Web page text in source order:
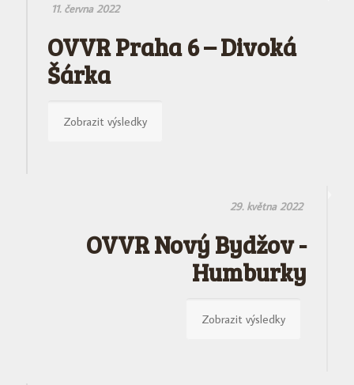
11. června 2022
OVVR Praha 6 – Divoká
Šárka
Zobrazit výsledky
29. května 2022
OVVR Nový Bydžov -
Humburky
Zobrazit výsledky